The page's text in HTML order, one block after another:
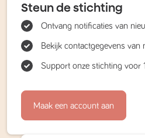
Steun de stichting
Ontvang notificaties van
Bekijk contactgegevens van
Support onze stichting voor
Maak een account aan